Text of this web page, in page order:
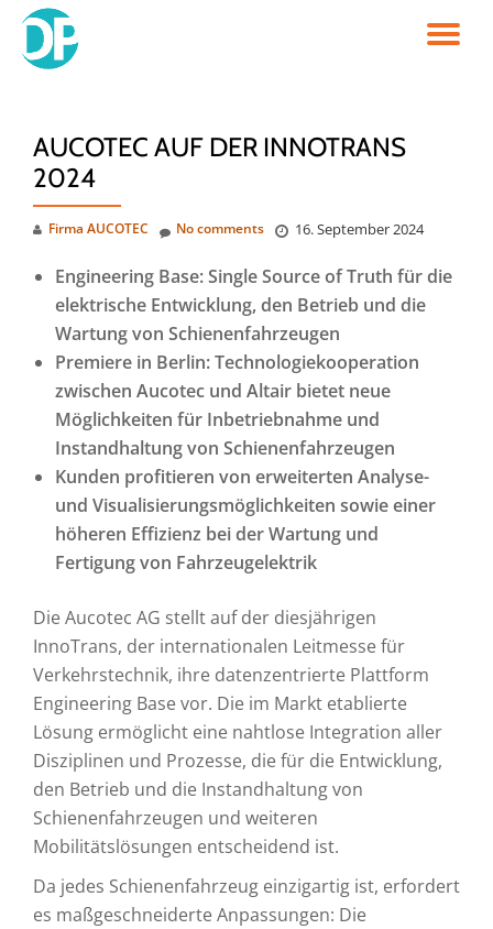
Skip
AUCOTEC AUF DER INNOTRANS
2024
Firma AUCOTEC 16. September 2024
No comments
Engineering Base:Single Source of Truth für die
elektrische Entwicklung, den Betrieb und die
Wartung von Schienenfahrzeugen
Premiere in Berlin: Technologiekooperation
zwischen Aucotec und Altair bietet neue
Möglichkeiten für Inbetriebnahme und
Instandhaltung von Schienenfahrzeugen
Kunden profitieren von erweiterten Analyse-
und Visualisierungsmöglichkeiten sowie einer
höheren Effizienz bei der Wartung und
Fertigung von Fahrzeugelektrik
Die Aucotec AG stellt auf der diesjährigen
InnoTrans, der internationalen Leitmesse für
Verkehrstechnik, ihre datenzentrierte Plattform
Engineering Base vor. Die im Markt etablierte
Lösung ermöglicht eine nahtlose Integration aller
Disziplinen und Prozesse, die für die Entwicklung,
den Betrieb und die Instandhaltung von
Schienenfahrzeugen und weiteren
Mobilitätslösungen entscheidend ist.
Da jedes Schienenfahrzeug einzigartig ist, erfordert
es maßgeschneiderte Anpassungen: Die